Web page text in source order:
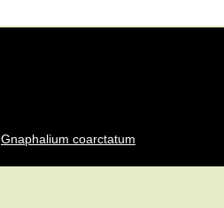
Gnaphalium coarctatum